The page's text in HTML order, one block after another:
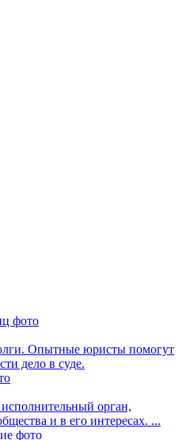
Опытные юристы помогут
дело в суде.
орган,
и в его интересах. ...